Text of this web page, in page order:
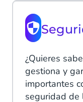
¿Quieres
gestiona y
importantes
seguridad de